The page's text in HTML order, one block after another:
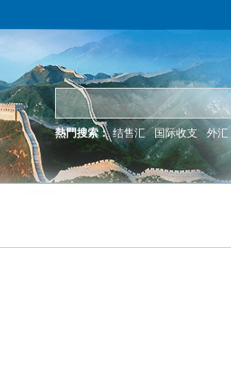
熱門搜索： 结售汇 国际收支 外汇